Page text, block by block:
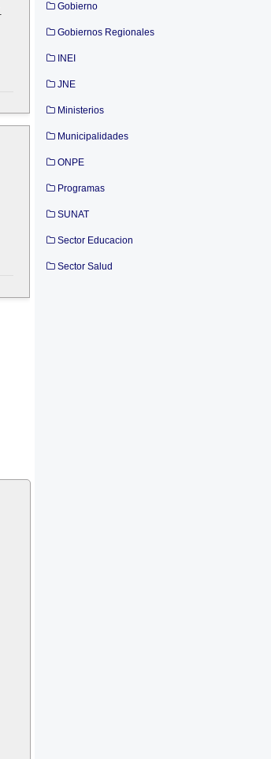
Gobierno
Gobiernos Regionales
INEI
JNE
Ministerios
Municipalidades
ONPE
Programas
SUNAT
Sector Educacion
Sector Salud